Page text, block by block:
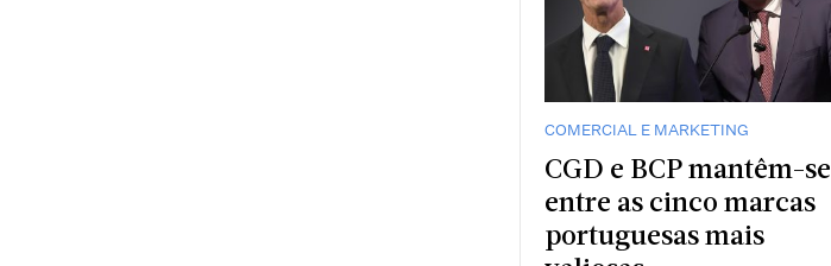
COMERCIAL E MARKETING
CGD e BCP mantêm-se
entre as cinco marcas
portuguesas mais